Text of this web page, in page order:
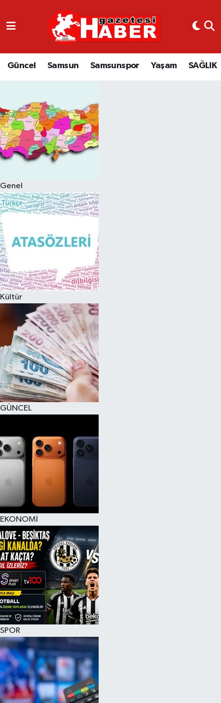
Güncel Samsun Samsunspor Yaşam SAĞLIK
Genel
Kültür
GÜNCEL
EKONOMİ
SPOR
GÜNCEL
SAMSUN
EKONOMİ
YAŞAM